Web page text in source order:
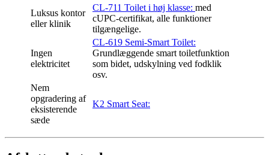
Luksus kontor
eller klinik
CL-711 Toilet i høj klasse: med
cUPC-certifikat, alle funktioner
tilgængelige.
Ingen
elektricitet
CL-619 Semi-Smart Toilet:
Grundlæggende smart toiletfunktion
som bidet, udskylning ved fodklik
osv.
Nem
opgradering af
eksisterende
sæde
K2 Smart Seat: